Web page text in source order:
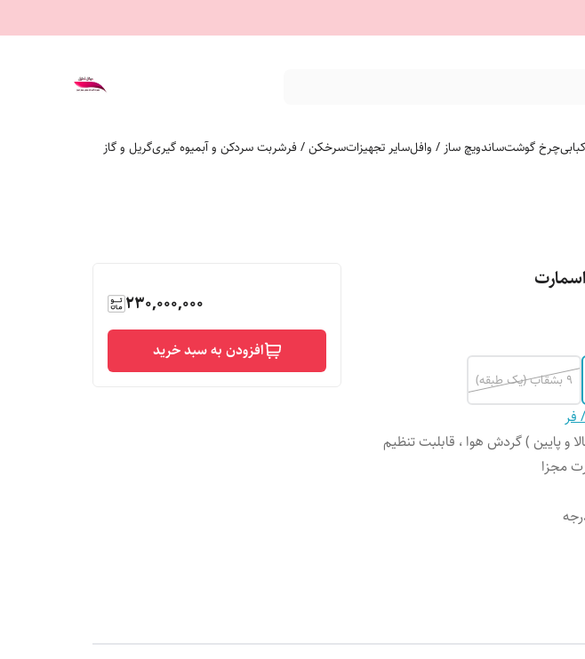
چرخ گوشتساندویچ ساز / وافلسایر تجهیزاتسرخکن / فرشربت سردکن و آبمیوه گیریگریل و گاز
9 بشقاب (یک طبقه)
و پایین ) گردش هوا ، قابلبت تنظیم
مجزا
230,000,000
افزودن به سبد خرید